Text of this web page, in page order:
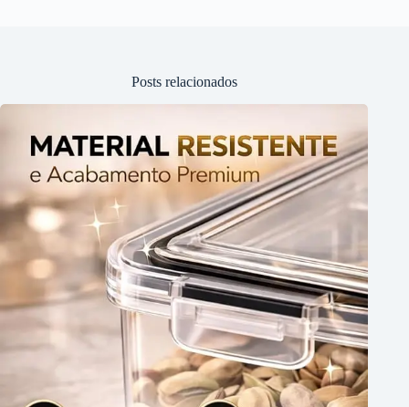
Posts relacionados